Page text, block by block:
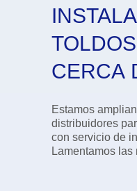
CERCA
Estamos
distribuidores para poder contar
con servicio de
Lamentamos las